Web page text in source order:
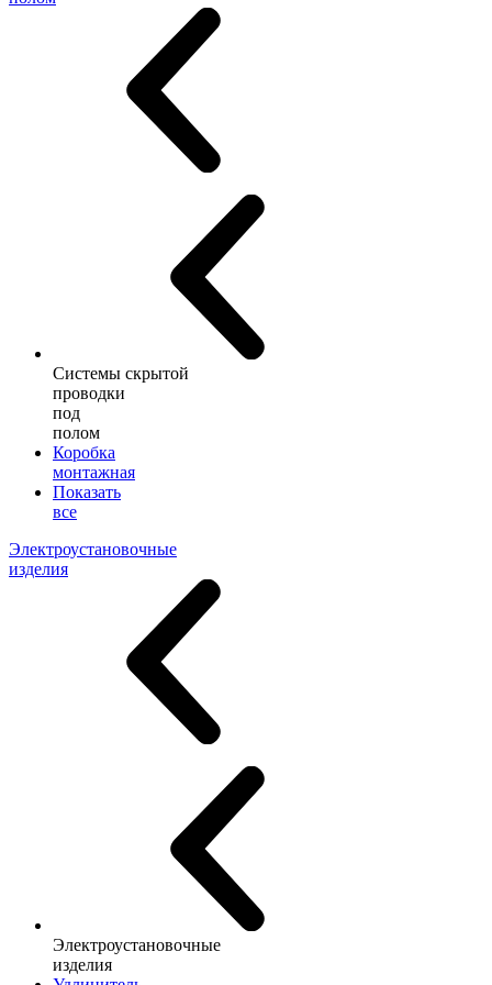
Системы скрытой
проводки
под
полом
Коробка
монтажная
Показать
все
Электроустановочные
изделия
Электроустановочные
изделия